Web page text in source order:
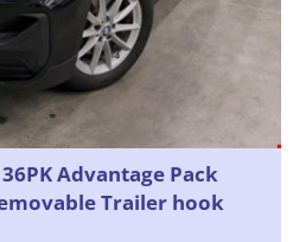
Advantage Pack
Trailer hook